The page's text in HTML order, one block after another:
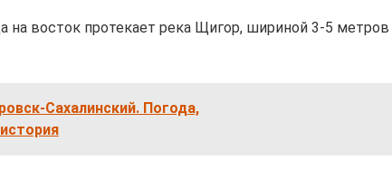
на восток протекает река Щигор, шириной 3-5 метров
Сахалинский. Погода,